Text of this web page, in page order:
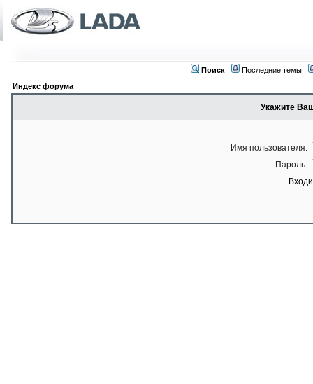
Поиск
Последние темы
Индекс форума
Укажите
Имя пользователя:
Пароль: